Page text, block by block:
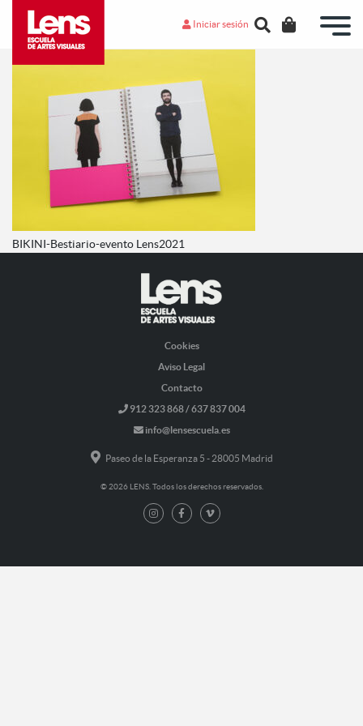
Iniciar sesión
BIKINI-Bestiario-evento Lens2021
Cookies
Aviso Legal
Contacto
912 323 868 / 637 837 004
info@lensescuela.es
Paseo de la Esperanza 5 - 28005 Madrid
© 2026 LENS. Todos los derechos reservados.